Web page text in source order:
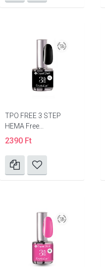
TPO FREE 3 STEP
HEMA Free...
2390 Ft